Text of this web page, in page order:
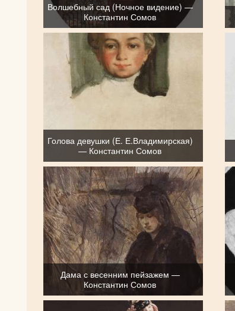
Волшебный сад (Ночное видение) —
Константин Сомов
Голова девушки (Е. Е.Владимирская)
— Константин Сомов
Дама с весенним пейзажем —
Константин Сомов